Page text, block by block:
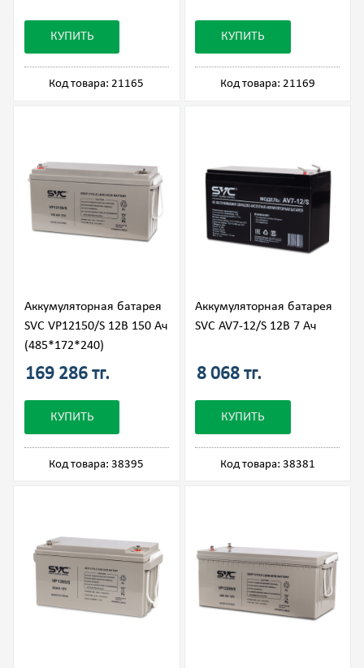
КУПИТЬ
Код товара: 21165
КУПИТЬ
Код товара: 21169
Аккумуляторная батарея
SVC VP12150/S 12В 150 Ач
(485*172*240)
169 286 тг.
КУПИТЬ
Код товара: 38395
Аккумуляторная батарея
SVC AV7-12/S 12В 7 Ач
8 068 тг.
КУПИТЬ
Код товара: 38381